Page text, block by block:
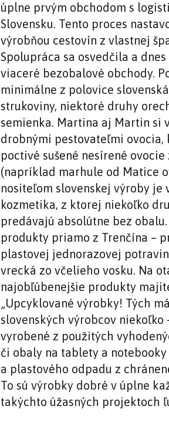
úplne prvým obchodom s
Slovensku. Tento proces
výrobňou cestovín z vlastnej
Spolupráca sa osvedčila a
viaceré bezobalové obchody.
minimálne z polovice
strukoviny, niektoré druhy
semienka. Martina aj Martin si
drobnými pestovateľmi ovocia,
poctivé sušené nesírené
(napríklad marhule od Matice
nositeľom slovenskej výroby je
kozmetika, z ktorej niekoľko
predávajú absolútne bez
produkty priamo z Trenčína –
plastovej jednorazovej
vrecká zo včelieho vosku. Na
najobľúbenejšie produkty
„Upcyklované výrobky! Tých
slovenských výrobcov niekoľko
vyrobené z použitých
či obaly na tablety a
a plastového odpadu z
To sú výrobky dobré v úplne
takýchto úžasných projektoch